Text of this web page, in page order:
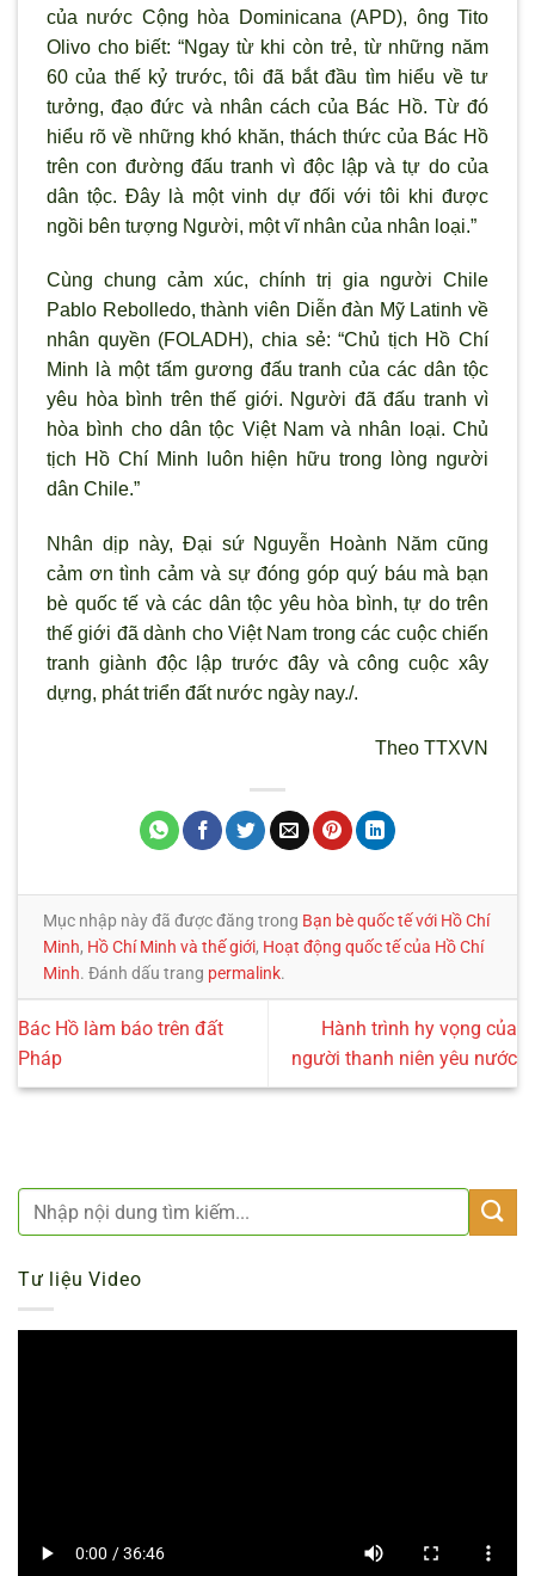
của nước Cộng hòa Dominicana (APD), ông Tito
Olivo cho biết: “Ngay từ khi còn trẻ, từ những năm
60 của thế kỷ trước, tôi đã bắt đầu tìm hiểu về tư
tưởng, đạo đức và nhân cách của Bác Hồ. Từ đó
hiểu rõ về những khó khăn, thách thức của Bác Hồ
trên con đường đấu tranh vì độc lập và tự do của
dân tộc. Đây là một vinh dự đối với tôi khi được
ngồi bên tượng Người, một vĩ nhân của nhân loại.”
Cùng chung cảm xúc, chính trị gia người Chile
Pablo Rebolledo, thành viên Diễn đàn Mỹ Latinh về
nhân quyền (FOLADH), chia sẻ: “Chủ tịch Hồ Chí
Minh là một tấm gương đấu tranh của các dân tộc
yêu hòa bình trên thế giới. Người đã đấu tranh vì
hòa bình cho dân tộc Việt Nam và nhân loại. Chủ
tịch Hồ Chí Minh luôn hiện hữu trong lòng người
dân Chile.”
Nhân dịp này, Đại sứ Nguyễn Hoành Năm cũng
cảm ơn tình cảm và sự đóng góp quý báu mà bạn
bè quốc tế và các dân tộc yêu hòa bình, tự do trên
thế giới đã dành cho Việt Nam trong các cuộc chiến
tranh giành độc lập trước đây và công cuộc xây
dựng, phát triển đất nước ngày nay./.
Theo TTXVN
Mục nhập này đã được đăng trong Bạn bè quốc tế với Hồ Chí
Minh, Hồ Chí Minh và thế giới, Hoạt động quốc tế của Hồ Chí
Minh. Đánh dấu trang permalink.
Bác Hồ làm báo trên đất
Pháp
Hành trình hy vọng của
người thanh niên yêu nước
Tư liệu Video